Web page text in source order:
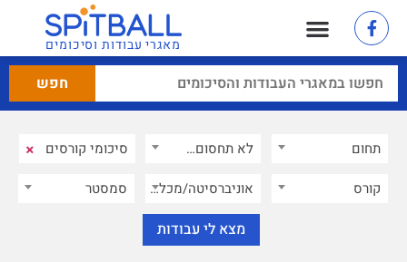
מאגרי עבודות וסיכומים
תחום לא תחסום שור בדישו ×
קורס אוניברסיטה/מכללה סמסטר